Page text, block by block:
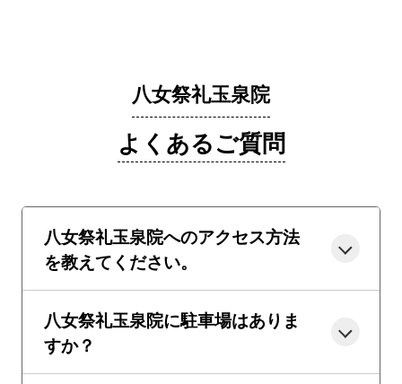
八女祭礼玉泉院
よくあるご質問
八女祭礼玉泉院へのアクセス方法
を教えてください。
八女祭礼玉泉院に駐車場はありま
すか？